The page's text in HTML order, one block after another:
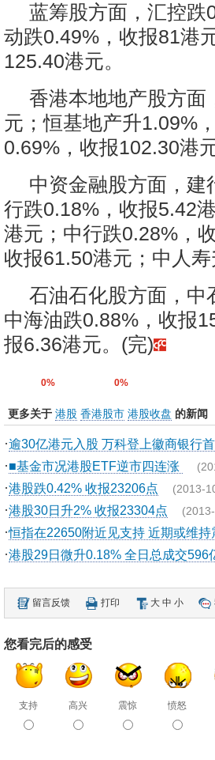
蓝筹股方面，汇控跌
动跌0.49%，收报81港
125.40港元。
香港本地地产股方面
元；恒基地产升1.09%
0.69%，收报102.30港元
中资金融股方面，
行跌0.18%，收报5.42
港元；中行跌0.28%，
收报61.50港元；中人
石油石化股方面，中
中海油跌0.88%，收报
报6.36港元。(完)
0% 0%
更多关于 港股 香港股市 港股收盘 的新闻
·逾30亿港元入股 万科登上徽商银行
·■基金市况港股ETF逆市四连涨
·港股跌0.42% 收报23206点 (2013-
·港股30日升2% 收报23304点
·恒指在22650附近见支持 近期或维持
·港股29日微升0.18% 全日总成交596
留言反馈 打印 大 中 小
您看完后的感受
支持 高兴 震惊 愤怒